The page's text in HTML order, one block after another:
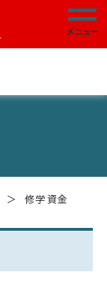
メニュー
修学資金